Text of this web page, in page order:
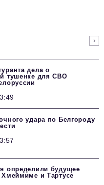
дела о
тушенке для СВО
удара по Белгороду
определили будущее
и Тартусе